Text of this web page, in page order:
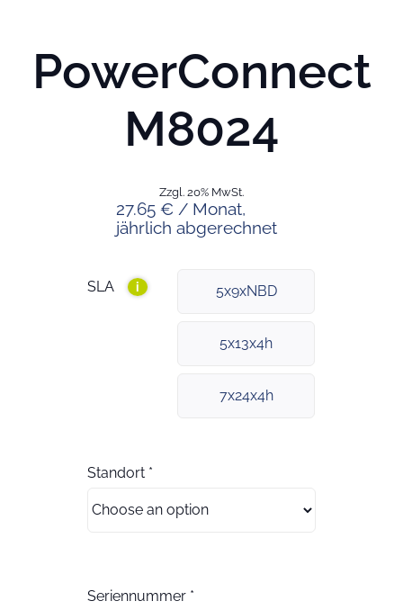
PowerConnect
M8024
27.65 € / Monat,
jährlich abgerechnet
Zzgl. 20% MwSt.
SLA i 5x9xNBD
5x13x4h
7x24x4h
Standort *
Seriennummer *